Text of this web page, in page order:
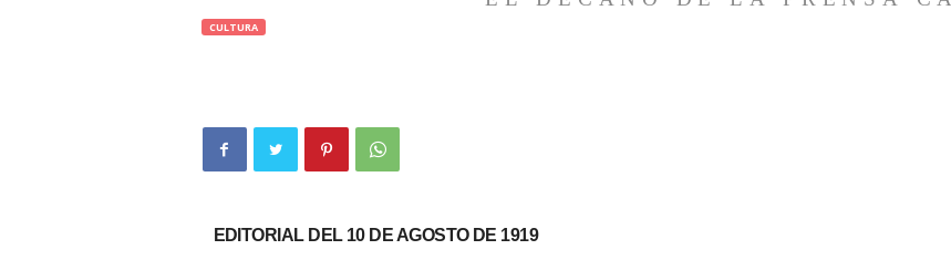
CULTURA
EDITORIAL DEL 10 DE AGOSTO DE 1919